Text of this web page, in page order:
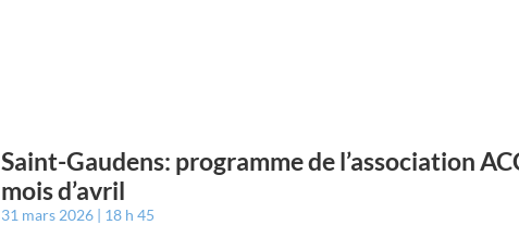
Saint-Gaudens: programme de l’association
mois d’avril
31 mars 2026 18 h 45